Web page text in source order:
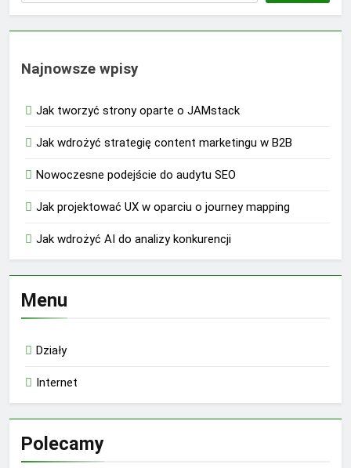
Najnowsze wpisy
Jak tworzyć strony oparte o JAMstack
Jak wdrożyć strategię content marketingu w B2B
Nowoczesne podejście do audytu SEO
Jak projektować UX w oparciu o journey mapping
Jak wdrożyć AI do analizy konkurencji
Menu
Działy
Internet
Polecamy